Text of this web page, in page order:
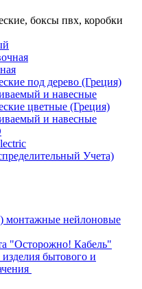
боксы пвх, коробки
под дерево (Греция)
и навесные
цветные (Греция)
и навесные
Учета)
монтажные нейлоновые
"Осторожно! Кабель"
бытового и